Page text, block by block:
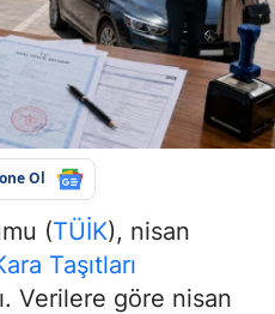
Ol
(TÜİK), nisan
Taşıtları
Verilere göre nisan